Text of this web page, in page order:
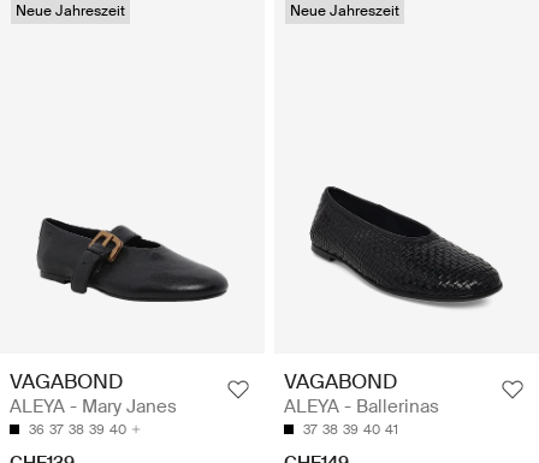
Neue Jahreszeit
VAGABOND
ALEYA - Mary Janes
36 37 38 39 40
Neue Jahreszeit
VAGABOND
ALEYA - Ballerinas
37 38 39 40 41